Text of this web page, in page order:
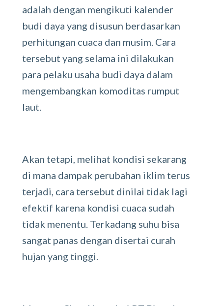
adalah dengan mengikuti kalender
budi daya yang disusun berdasarkan
perhitungan cuaca dan musim. Cara
tersebut yang selama ini dilakukan
para pelaku usaha budi daya dalam
mengembangkan komoditas rumput
laut.
Akan tetapi, melihat kondisi sekarang
di mana dampak perubahan iklim terus
terjadi, cara tersebut dinilai tidak lagi
efektif karena kondisi cuaca sudah
tidak menentu. Terkadang suhu bisa
sangat panas dengan disertai curah
hujan yang tinggi.